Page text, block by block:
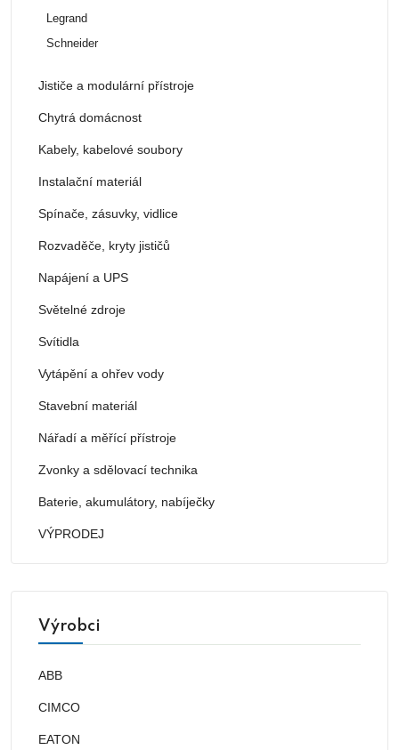
Legrand
Schneider
Jističe a modulární přístroje
Chytrá domácnost
Kabely, kabelové soubory
Instalační materiál
Spínače, zásuvky, vidlice
Rozvaděče, kryty jističů
Napájení a UPS
Světelné zdroje
Svítidla
Vytápění a ohřev vody
Stavební materiál
Nářadí a měřící přístroje
Zvonky a sdělovací technika
Baterie, akumulátory, nabíječky
VÝPRODEJ
Výrobci
ABB
CIMCO
EATON